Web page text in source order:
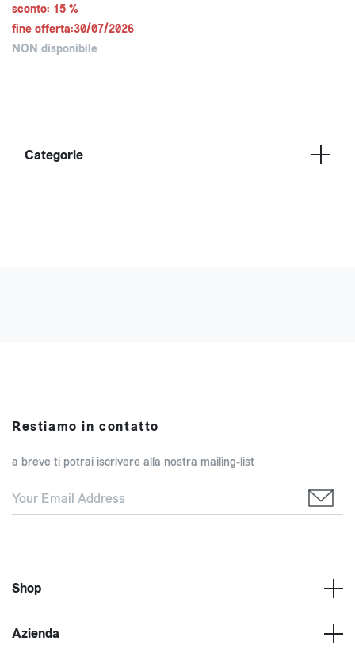
sconto: 15 %
fine offerta:30/07/2026
NON disponibile
Categorie
Restiamo in contatto
a breve ti potrai iscrivere alla nostra mailing-list
Shop
Azienda